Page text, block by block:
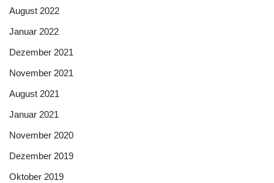
August 2022
Januar 2022
Dezember 2021
November 2021
August 2021
Januar 2021
November 2020
Dezember 2019
Oktober 2019